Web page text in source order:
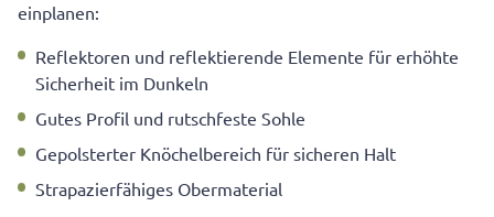
einplanen:
Reflektoren und reflektierende Elemente für erhöhte
Sicherheit im Dunkeln
Gutes Profil und rutschfeste Sohle
Gepolsterter Knöchelbereich für sicheren Halt
Strapazierfähiges Obermaterial